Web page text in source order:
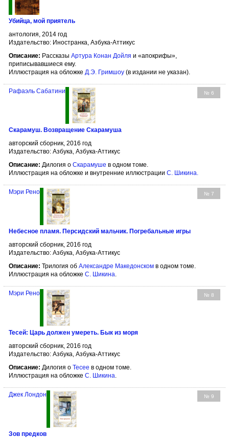
Убийца, мой приятель
антология, 2014 год
Издательство: Иностранка, Азбука-Аттикус
Описание: Рассказы Артура Конан Дойля и «апокрифы»,
приписывавшиеся ему.
Иллюстрация на обложке Д.Э. Гримшоу (в издании не указан).
№ 6
Рафаэль Сабатини
Скарамуш. Возвращение Скарамуша
авторский сборник, 2016 год
Издательство: Азбука, Азбука-Аттикус
Описание: Дилогия о Скарамуше в одном томе.
Иллюстрация на обложке и внутренние иллюстрации С. Шикина.
№ 7
Мэри Рено
Небесное пламя. Персидский мальчик. Погребальные игры
авторский сборник, 2016 год
Издательство: Азбука, Азбука-Аттикус
Описание: Трилогия об Александре Македонском в одном томе.
Иллюстрация на обложке С. Шикина.
№ 8
Мэри Рено
Тесей: Царь должен умереть. Бык из моря
авторский сборник, 2016 год
Издательство: Азбука, Азбука-Аттикус
Описание: Дилогия о Тесее в одном томе.
Иллюстрация на обложке С. Шикина.
№ 9
Джек Лондон
Зов предков